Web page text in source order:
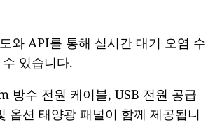
와 API를 통해 실시간 대기 오염 수
있습니다.
방수 전원 케이블, USB 전원 공급
옵션 태양광 패널이 함께 제공됩니